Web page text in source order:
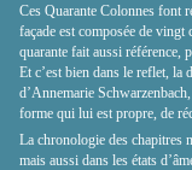
Ces Quarante Colonnes font
façade est composée de
quarante fait aussi référence,
Et c’est bien dans le reflet, la
d’Annemarie
forme qui lui est propre, de
La chronologie des chapitres
mais aussi dans les états